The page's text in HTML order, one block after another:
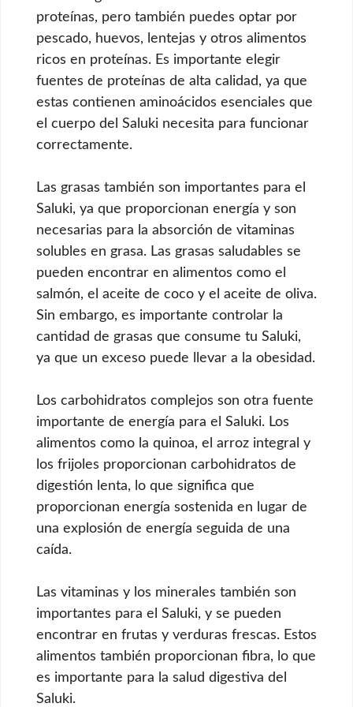
proteínas, pero también puedes optar por
pescado, huevos, lentejas y otros alimentos
ricos en proteínas. Es importante elegir
fuentes de proteínas de alta calidad, ya que
estas contienen aminoácidos esenciales que
el cuerpo del Saluki necesita para funcionar
correctamente.
Las grasas también son importantes para el
Saluki, ya que proporcionan energía y son
necesarias para la absorción de vitaminas
solubles en grasa. Las grasas saludables se
pueden encontrar en alimentos como el
salmón, el aceite de coco y el aceite de oliva.
Sin embargo, es importante controlar la
cantidad de grasas que consume tu Saluki,
ya que un exceso puede llevar a la obesidad.
Los carbohidratos complejos son otra fuente
importante de energía para el Saluki. Los
alimentos como la quinoa, el arroz integral y
los frijoles proporcionan carbohidratos de
digestión lenta, lo que significa que
proporcionan energía sostenida en lugar de
una explosión de energía seguida de una
caída.
Las vitaminas y los minerales también son
importantes para el Saluki, y se pueden
encontrar en frutas y verduras frescas. Estos
alimentos también proporcionan fibra, lo que
es importante para la salud digestiva del
Saluki.